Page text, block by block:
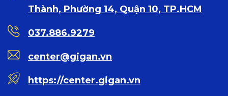
Thành, Phường 14, Quận 10, TP.HCM
037.886.9279
center@gigan.vn
https://center.gigan.vn